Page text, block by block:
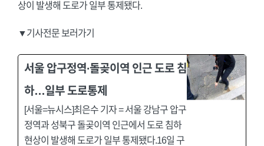
상이 발생해 도로가 일부 통제됐다.
▼기사전문 보러가기
서울 압구정역·돌곶이역 인근 도로 침
하…일부 도로통제
[서울=뉴시스]최은수 기자 = 서울 강남구 압구
정역과 성북구 돌곶이역 인근에서 도로 침하
현상이 발생해 도로가 일부 통제됐다.16일 구